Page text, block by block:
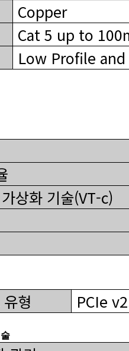
Copper
Cat 5 up to
Low Profile
상화 기술(VT-c)
형 PCIe